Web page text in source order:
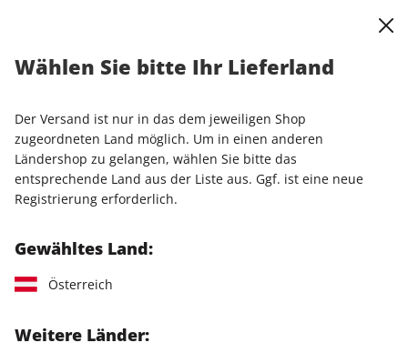
Startseite Produkte
Produkte
2 Artikel
Filter
Wählen Sie bitte Ihr Lieferland
Der Versand ist nur in das dem jeweiligen Shop
zugeordneten Land möglich. Um in einen anderen
Ländershop zu gelangen, wählen Sie bitte das
entsprechende Land aus der Liste aus. Ggf. ist eine neue
Registrierung erforderlich.
Gewähltes Land:
Österreich
Weitere Länder: